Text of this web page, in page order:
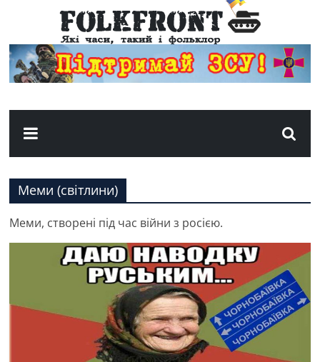
Фольк
Фронт
Пісні
періоду
російсько-
української
Меми (світлини)
Меми, створені під час війни з росією.